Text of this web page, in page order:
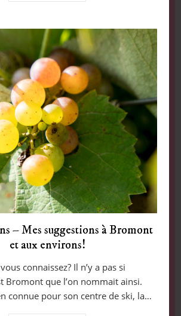
– Mes suggestions à Bromont
et aux environs!
connaissez? Il n’y a pas si
Bromont que l’on nommait ainsi.
connue pour son centre de ski, la…